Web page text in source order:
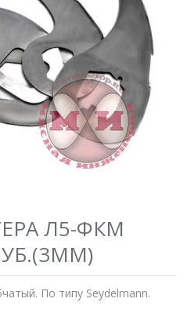
Л5-ФКМ
По типу Seydelmann.